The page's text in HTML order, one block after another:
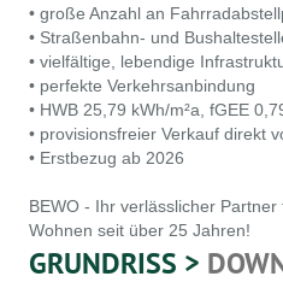
• große Anzahl an
• Straßenbahn- und
• vielfältige, lebendige
• perfekte Verkehrsanbindung
• HWB 25,79 kWh/m²a, fGEE
• provisionsfreier Verkauf direkt
• Erstbezug ab 2026
BEWO - Ihr verlässlicher Partner
Wohnen seit über 25 Jahren!
GRUNDRISS >